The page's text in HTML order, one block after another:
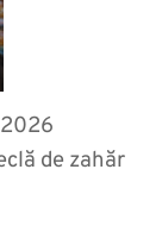
de zahăr